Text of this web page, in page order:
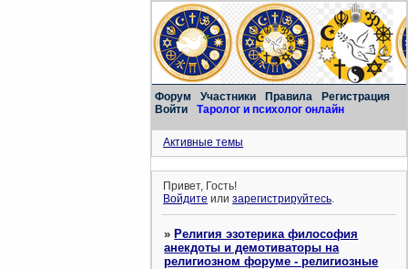
Форум Участники Правила
Регистрация
Войти
Таролог и психолог онлайн
Активные темы
Привет, Гость!
Войдите илизарегистрируйтесь.
»Религия эзотерика философия
анекдоты и демотиваторы на
религиозном форуме - религиозные